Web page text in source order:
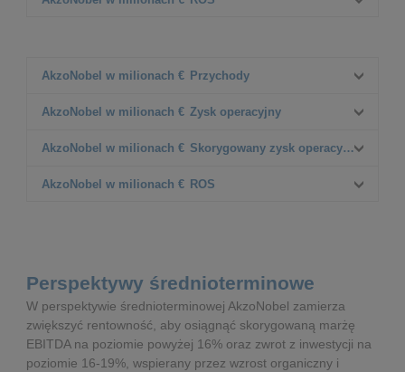
D% CC
D% 75%
D% CC
4. kwartał 2023 8.7%
D%
D% CC
AkzoNobel w milionach € Przychody
FY 2022 10 846
FY 2023 10 668
D%
AkzoNobel w milionach € Zysk operacyjny
FY 2022 708
FY 2023
AkzoNobel w milionach € Skorygowany zysk operacyjny
FY 2022
D% CC
AkzoNobel w milionach € ROS
D%
D% CC
Perspektywy średnioterminowe
W perspektywie średnioterminowej AkzoNobel zamierza
zwiększyć rentowność, aby osiągnąć skorygowaną marżę
EBITDA na poziomie powyżej 16% oraz zwrot z inwestycji na
poziomie 16-19%, wspierany przez wzrost organiczny i